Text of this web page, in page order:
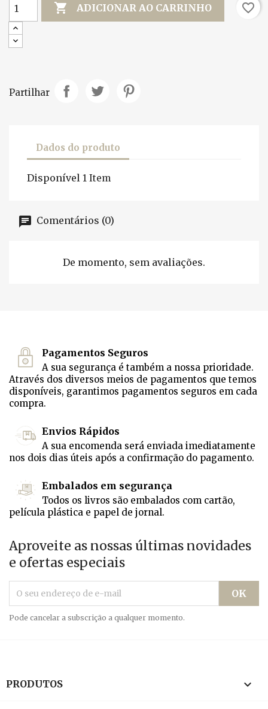
 ADICIONAR AO CARRINHO favorite_border
Partilhar
Dados do produto
Disponível 1 Item
Comentários (0)
De momento, sem avaliações.
Pagamentos Seguros
A sua segurança é também a nossa prioridade.
Através dos diversos meios de pagamentos que temos
disponíveis, garantimos pagamentos seguros em cada
compra.
Envios Rápidos
A sua encomenda será enviada imediatamente
nos dois dias úteis após a confirmação do pagamento.
Embalados em segurança
Todos os livros são embalados com cartão,
película plástica e papel de jornal.
Aproveite as nossas últimas novidades
e ofertas especiais
Pode cancelar a subscrição a qualquer momento.
PRODUTOS 